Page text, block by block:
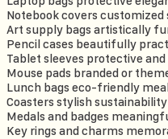
Notebook covers
Art supply bags artistically
Pencil cases beautifully
Tablet sleeves protective and
Mouse pads branded or
Lunch bags eco-friendly
Coasters stylish sustainability
Medals and badges
Key rings and charms